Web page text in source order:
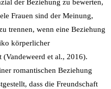
der Beziehung zu bewerten,
Frauen sind der Meinung,
trennen, wenn eine Beziehung
körperlicher
(Vandeweerd et al., 2016).
romantischen Beziehung
dass die Freundschaft